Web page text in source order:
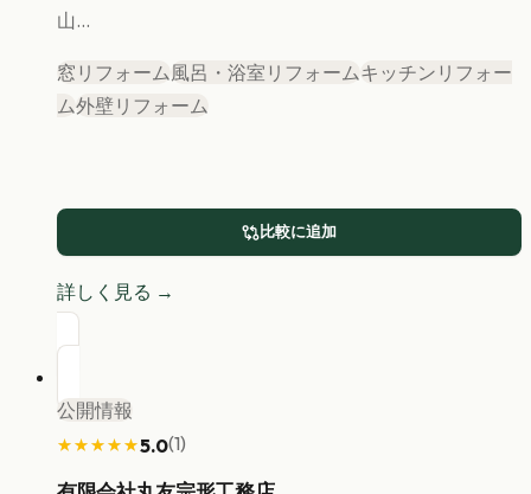
山...
窓リフォーム 風呂・浴室リフォームキッチンリフォー
ム外壁リフォーム
比較に追加
詳しく見る →
公開情報
★★★★★
★★★★★5.0(1)